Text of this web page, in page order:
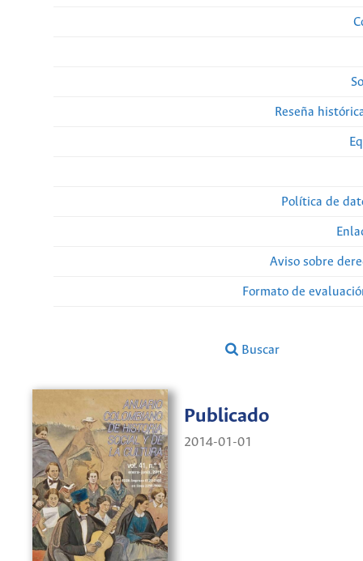
Reseña
Política de
Aviso sobre
Formato de
Buscar
Publicado
2014-01-01